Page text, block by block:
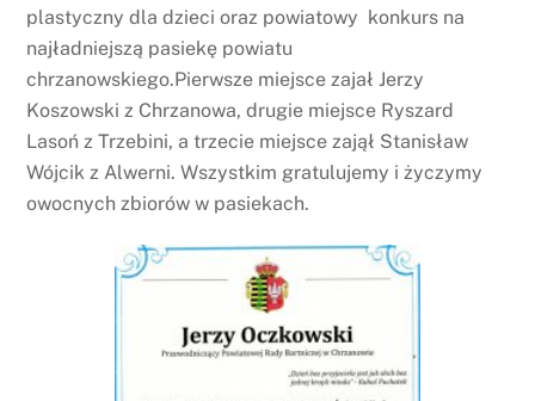
plastyczny dla dzieci oraz powiatowy konkurs na
najładniejszą pasiekę powiatu
chrzanowskiego.Pierwsze miejsce zajał Jerzy
Koszowski z Chrzanowa, drugie miejsce Ryszard
Lasoń z Trzebini, a trzecie miejsce zajął Stanisław
Wójcik z Alwerni. Wszystkim gratulujemy i życzymy
owocnych zbiorów w pasiekach.